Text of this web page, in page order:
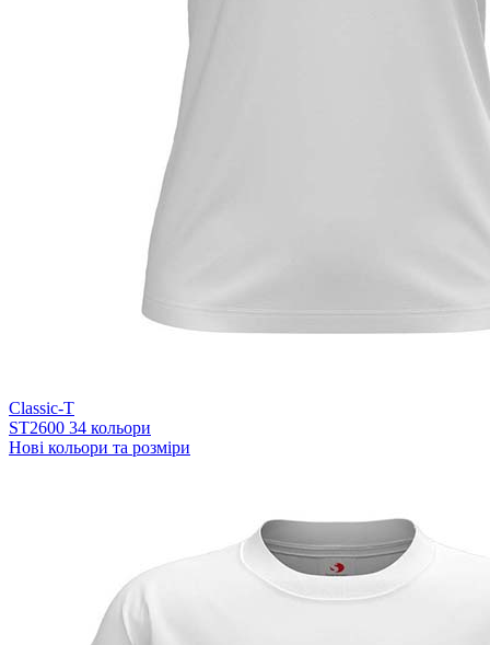
Classic-T
ST2600 34 кольори
Нові кольори та розміри